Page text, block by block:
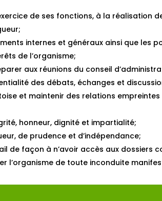
de ses fonctions, à la réalisation
internes et généraux ainsi que les
de l’organisme;
aux réunions du conseil
des débats, échanges et
et maintenir des relations
honneur, dignité et impartialité;
de prudence et d’indépendance;
de façon à n’avoir accès aux dossiers
l’organisme de toute inconduite